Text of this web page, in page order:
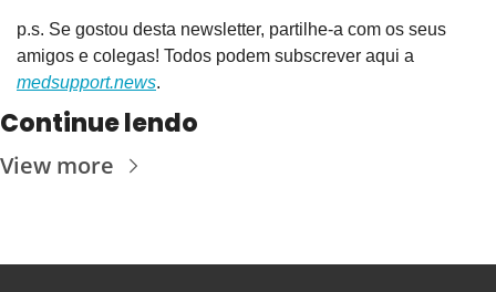
p.s. Se gostou desta newsletter, partilhe-a com os seus
medsupport.news.
Continue lendo
View more